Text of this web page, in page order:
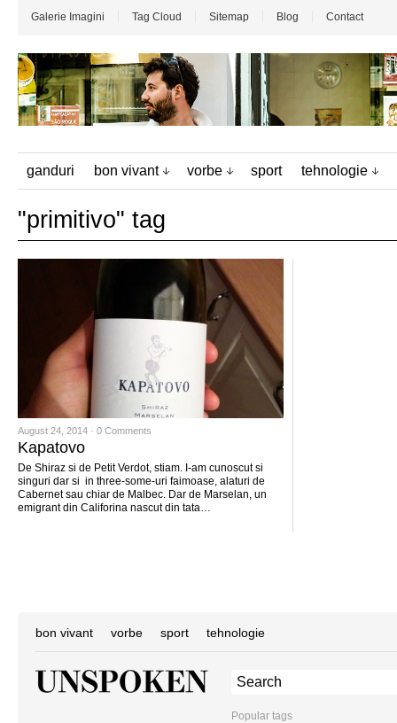
Galerie Imagini Tag Cloud Sitemap Blog Contact
ganduri bon vivant vorbe sport tehnologie
"primitivo" tag
August 24, 2014 · 0 Comments
Kapatovo
De Shiraz si de Petit Verdot, stiam. I-am cunoscut si
singuri dar si in three-some-uri faimoase, alaturi de
Cabernet sau chiar de Malbec. Dar de Marselan, un
emigrant din Califorina nascut din tata…
bon vivant vorbe sport tehnologie
Popular tags